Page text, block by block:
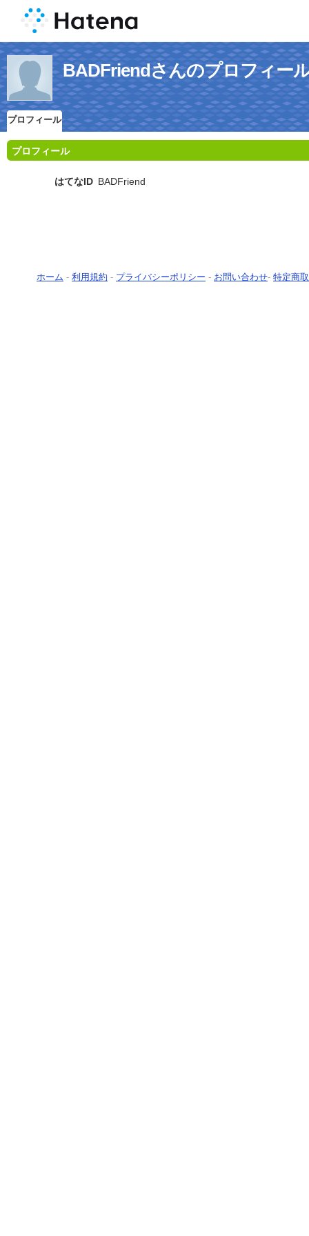
BADFriendさんのプロフィー
プロフィール
プロフィール
はてなID BADFriend
ホーム - 利用規約 - プライバシーポリシー - お問い合わせ- 特定商